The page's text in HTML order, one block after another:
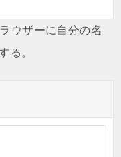
ウザーに自分の名
る。